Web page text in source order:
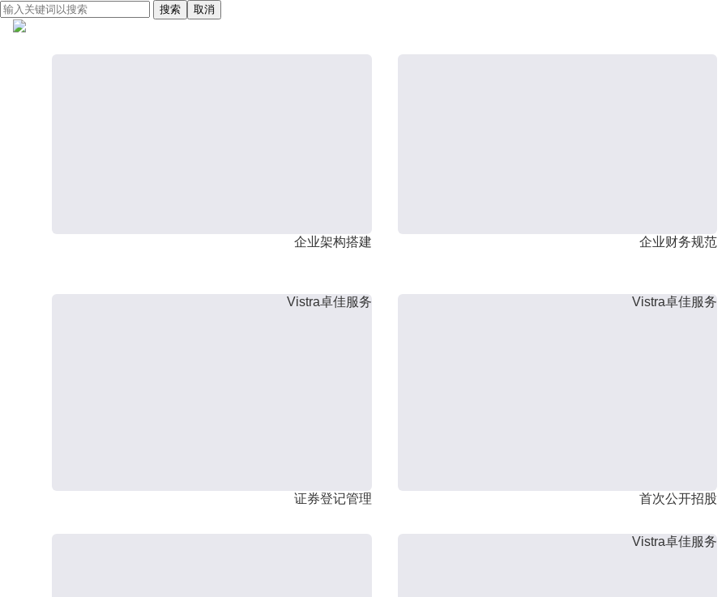
搜索 取消
企业架构搭建 企业财务规范
Vistra卓佳服务
证券登记管理
Vistra卓佳服务
首次公开招股
Vistra卓佳服务